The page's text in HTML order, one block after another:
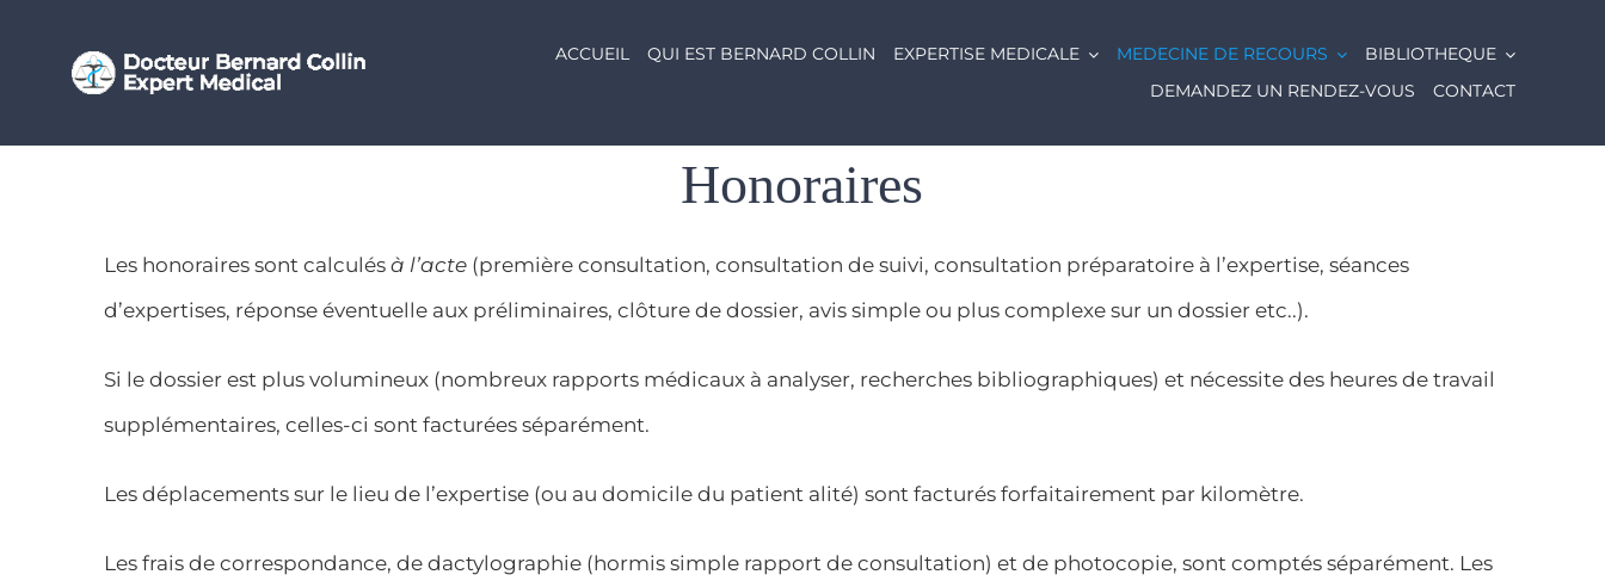
ACCUEIL QUI EST BERNARD COLLIN EXPERTISE MEDICALE MEDECINE DE RECOURS
BIBLIOTHEQUE
DEMANDEZ UN RENDEZ-VOUS
CONTACT
Honoraires
Les honoraires sont calculés à l’acte(première consultation, consultation de suivi, consultation préparatoire à l’expertise, séances
d’expertises, réponse éventuelle aux préliminaires, clôture de dossier, avis simple ou plus complexe sur un dossier etc..).
Si le dossier est plus volumineux (nombreux rapports médicaux à analyser, recherches bibliographiques) et nécessite des heures de travail
supplémentaires, celles-ci sont facturées séparément.
Les déplacements sur le lieu de l’expertise (ou au domicile du patient alité) sont facturés forfaitairement par kilomètre.
Les frais de correspondance, de dactylographie (hormis simple rapport de consultation) et de photocopie, sont comptés séparément. Les